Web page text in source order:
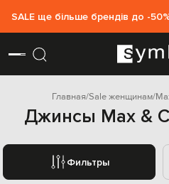
SALE ще більше брендів до -
Главная Sale женщинам
Джинсы Max &
Фильтры